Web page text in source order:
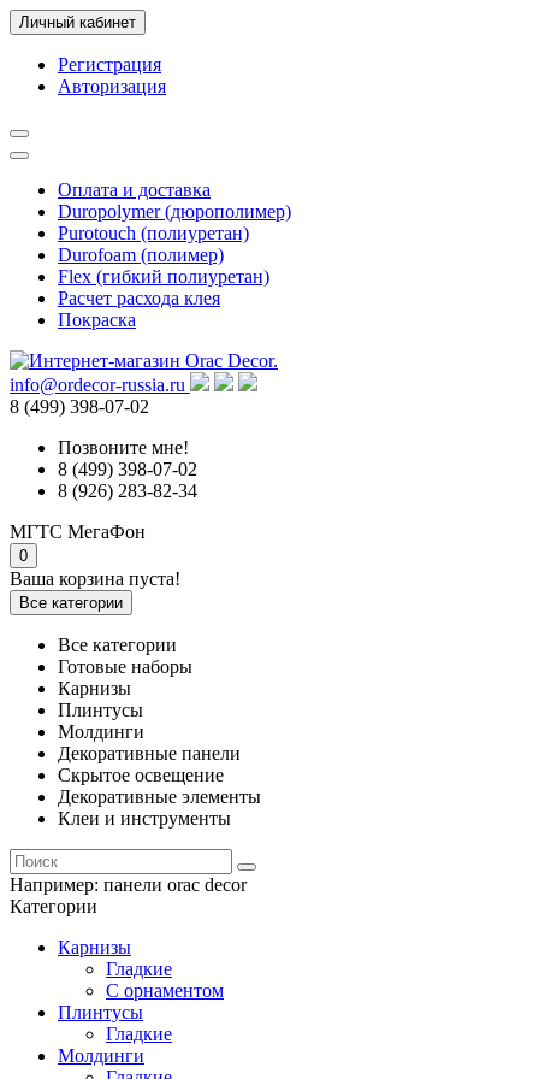
Личный кабинет
Регистрация
Авторизация
Оплата и доставка
Duropolymer (дюрополимер)
Purotouch (полиуретан)
Durofoam (полимер)
Flex (гибкий полиуретан)
Расчет расхода клея
Покраска
info@ordecor-russia.ru
8 (499) 398-07-02
Позвоните мне!
8 (499) 398-07-02
8 (926) 283-82-34
МГТС МегаФон
0
Ваша корзина пуста!
Все категории
Все категории
Готовые наборы
Карнизы
Плинтусы
Молдинги
Декоративные панели
Скрытое освещение
Декоративные элементы
Клеи и инструменты
Например: панели orac decor
Категории
Карнизы
Гладкие
С орнаментом
Плинтусы
Гладкие
Молдинги